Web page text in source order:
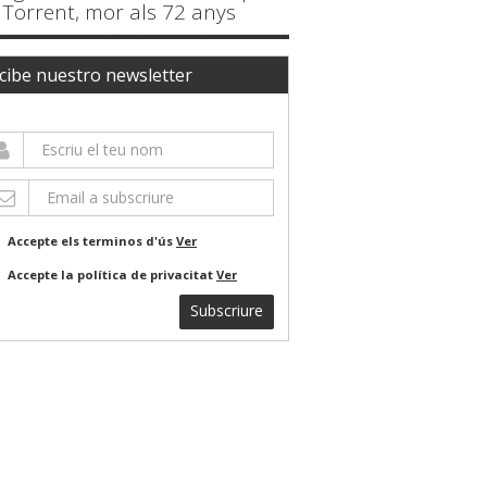
Torrent, mor als 72 anys
nuestro newsletter
Accepte els terminos d'ús Ver
Accepte la política de privacitat Ver
Subscriure